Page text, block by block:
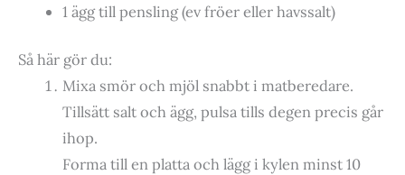
1 ägg till pensling (ev fröer eller havssalt)
Så här gör du:
Mixa smör och mjöl snabbt i matberedare.
Tillsätt salt och ägg, pulsa tills degen precis går
ihop.
Forma till en platta och lägg i kylen minst 10